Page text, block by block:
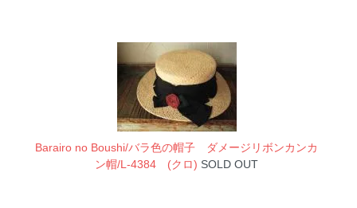
Barairo no Boushi/バラ色の帽子 ダメージリボンカンカ
ン帽/L-4384 (クロ) SOLD OUT